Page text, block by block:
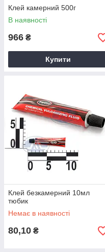
Клей камерний 500г
В наявності
966 ₴
Купити
Клей безкамерний 10мл
тюбик
Немає в наявності
80,10 ₴